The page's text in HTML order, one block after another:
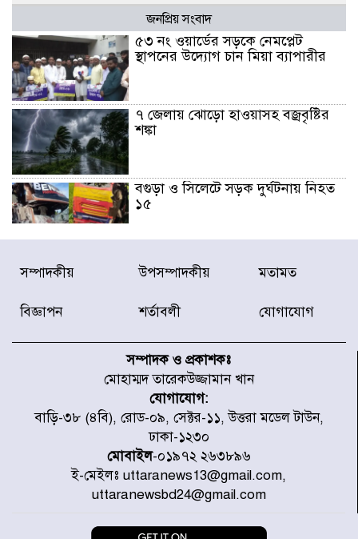
জনপ্রিয় সংবাদ
৫৩ নং ওয়ার্ডের সড়কে নেমপ্লেট
স্থাপনের উদ্যোগ চান মিয়া ব্যাপারীর
৭ জেলায় ঝোড়ো হাওয়াসহ বজ্রবৃষ্টির
শঙ্কা
বগুড়া ও সিলেটে সড়ক দুর্ঘটনায় নিহত
১৫
জুলাইয়ে দেশজুড়ে ৪৫৮টি সড়ক
দুর্ঘটনায় ৪১৬ জন নিহত হয়েছেন
ফিরিয়ে প্রশংসায় ভাসছেন খিলক্ষেত
থানার ওসি
আজ থেকে উন্মুক্ত ‘জুলাই গণঅভ্যুত্থান
স্মৃতি জাদুঘর
রাজধানীর উত্তরা আঞ্চলিক পাসপোর্ট
অফিসের সামনে দালাল চক্রের ১৩ জন
করেছে র‌্যাব-১
সম্পাদকীয় উপসম্পাদকীয় মতামত
বিজ্ঞাপন শর্তাবলী যোগাযোগ
সম্পাদক ও প্রকাশকঃ
মোহাম্মদ তারেকউজ্জামান খান
যোগাযোগ:
বাড়ি-৩৮ (৪বি), রোড-০৯, সেক্টর-১১, উত্তরা মডেল টাউন,
ঢাকা-১২৩০
মোবাইল-০১৯৭২ ২৬৩৮৯৬
ই-মেইলঃ uttaranews13@gmail.com,
uttaranewsbd24@gmail.com